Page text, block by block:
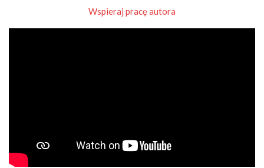
Wspieraj pracę autora